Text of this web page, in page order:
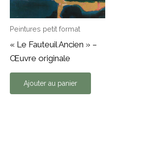
Peintures petit format
« Le Fauteuil Ancien » –
Œuvre originale
Ajouter au panier